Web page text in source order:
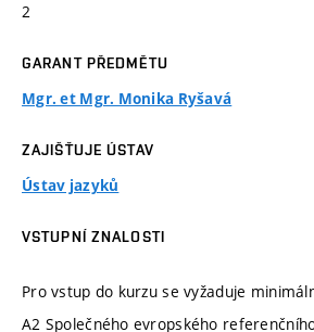
2
GARANT PŘEDMĚTU
Mgr. et Mgr. Monika Ryšavá
ZAJIŠŤUJE ÚSTAV
Ústav jazyků
VSTUPNÍ ZNALOSTI
Pro vstup do kurzu se vyžaduje
A2 Společného evropského